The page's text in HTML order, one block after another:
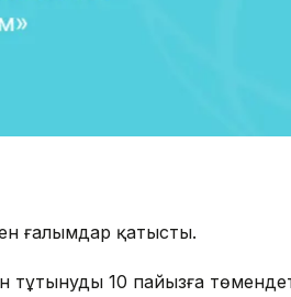
ғалымдар қатысты.
тұтынуды 10 пайызға